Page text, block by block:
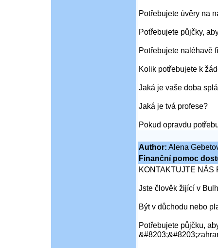
Potřebujete úvěry na
Potřebujete půjčky,
Potřebujete naléhavě
Kolik potřebujete k
Jaká je vaše doba
Jaká je tvá profese?
Pokud opravdu
Author: Alena
Finanční pomoc
KONTAKTUJTE NÁS
Jste člověk žijící v
Být v důchodu nebo
Potřebujete půjčku,